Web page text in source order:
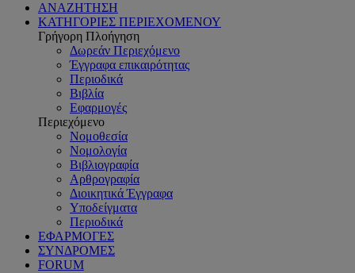
ΑΝΑΖΗΤΗΣΗ
ΚΑΤΗΓΟΡΙΕΣ ΠΕΡΙΕΧΟΜΕΝΟΥ
Γρήγορη Πλοήγηση
Δωρεάν Περιεχόμενο
Έγγραφα επικαιρότητας
Περιοδικά
Βιβλία
Εφαρμογές
Περιεχόμενο
Νομοθεσία
Νομολογία
Βιβλιογραφία
Αρθρογραφία
Διοικητικά Έγγραφα
Υποδείγματα
Περιοδικά
ΕΦΑΡΜΟΓΕΣ
ΣΥΝΔΡΟΜΕΣ
FORUM